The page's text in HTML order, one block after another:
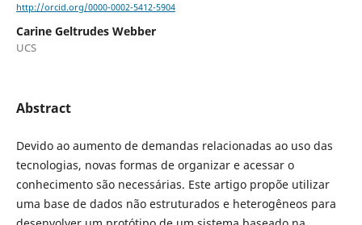
http://orcid.org/0000-0002-5412-5904
Carine Geltrudes Webber
UCS
Abstract
Devido ao aumento de demandas relacionadas ao uso das
tecnologias, novas formas de organizar e acessar o
conhecimento são necessárias. Este artigo propõe utilizar
uma base de dados não estruturados e heterogêneos para